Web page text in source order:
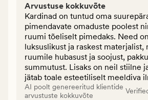
Arvustuse kokkuvõte
Kardinad on tuntud oma
pimendavate omaduste poolest
ruumi tõeliselt pimedaks. Need
luksuslikust ja raskest materjalist,
ruumile hubasust ja soojust,
summutust. Lisaks on neil stiilne
jätab toale esteetiliselt meeldiva
AI poolt genereeritud klientide
arvustuste kokkuvõte